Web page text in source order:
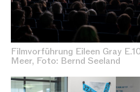
Filmvorführung Eileen Gray
Meer, Foto: Bernd Seeland